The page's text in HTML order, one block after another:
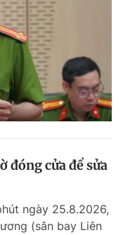
đóng cửa để sửa
ngày 25.8.2026,
(sân bay Liên